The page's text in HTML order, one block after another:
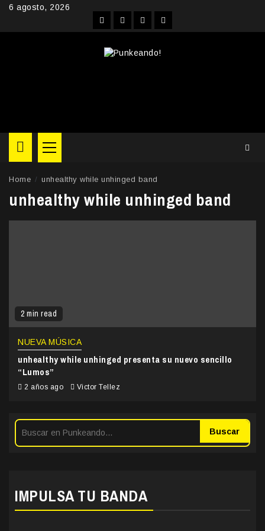
Skip6 agosto, 2026
FacebookInstagram
YouTubeTwitter
Primary
Menu
Home unhealthy while unhinged band
unhealthy while unhinged band
2 min read
NUEVA MÚSICA
unhealthy while unhinged presenta su nuevo sencillo
“Lumos”
2 años ago Victor Tellez
Buscar
IMPULSA TU BANDA